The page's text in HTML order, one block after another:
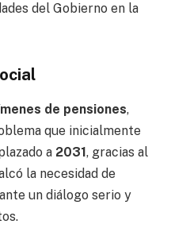
del Gobierno en la
de pensiones,
que inicialmente
a 2031, gracias al
la necesidad de
un diálogo serio y